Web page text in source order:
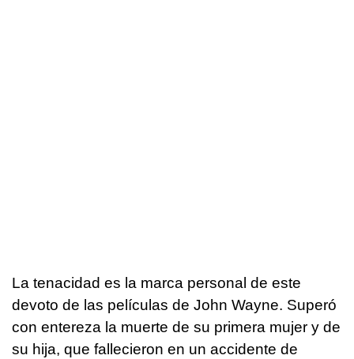
La tenacidad es la marca personal de este
devoto de las películas de John Wayne. Superó
con entereza la muerte de su primera mujer y de
su hija, que fallecieron en un accidente de